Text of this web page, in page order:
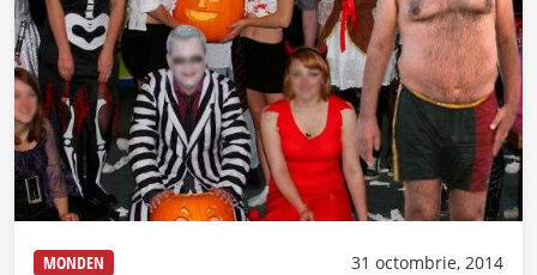
MONDEN 31 octombrie, 2014